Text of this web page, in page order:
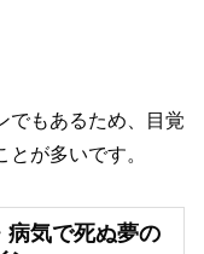
でもあるため、目覚
が多いです。
病気で死ぬ夢の